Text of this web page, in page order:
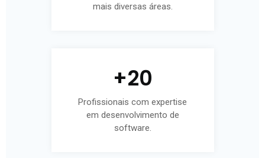
mais diversas áreas.
+20
Profissionais com expertise
em desenvolvimento de
software.